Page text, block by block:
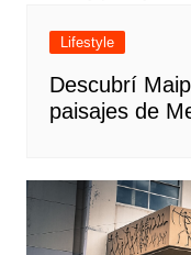
Lifestyle
Descubrí
paisajes de